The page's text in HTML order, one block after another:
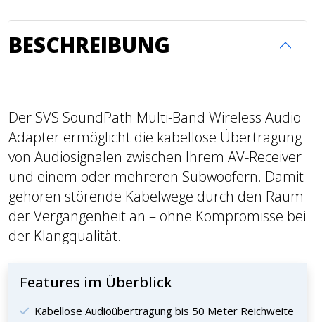
BESCHREIBUNG
Der SVS SoundPath Multi-Band Wireless Audio
Adapter ermöglicht die kabellose Übertragung
von Audiosignalen zwischen Ihrem AV-Receiver
und einem oder mehreren Subwoofern. Damit
gehören störende Kabelwege durch den Raum
der Vergangenheit an – ohne Kompromisse bei
der Klangqualität.
Features im Überblick
Kabellose Audioübertragung bis 50 Meter Reichweite